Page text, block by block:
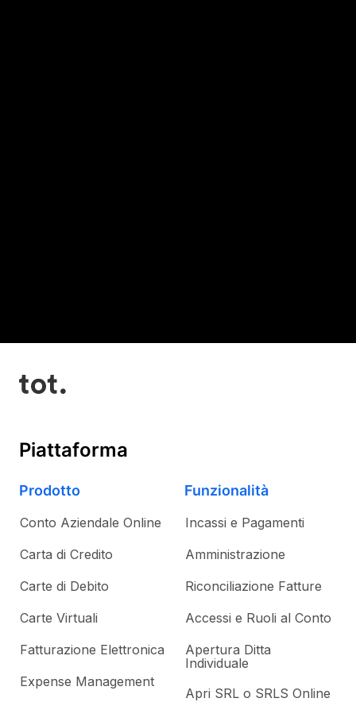
Piattaforma
Prodotto
Conto Aziendale Online
Carta di Credito
Carte di Debito
Carte Virtuali
Fatturazione Elettronica
Expense Management
Funzionalità
Incassi e Pagamenti
Amministrazione
Riconciliazione Fatture
Accessi e Ruoli al Conto
Apertura Ditta
Individuale
Apri SRL o SRLS Online